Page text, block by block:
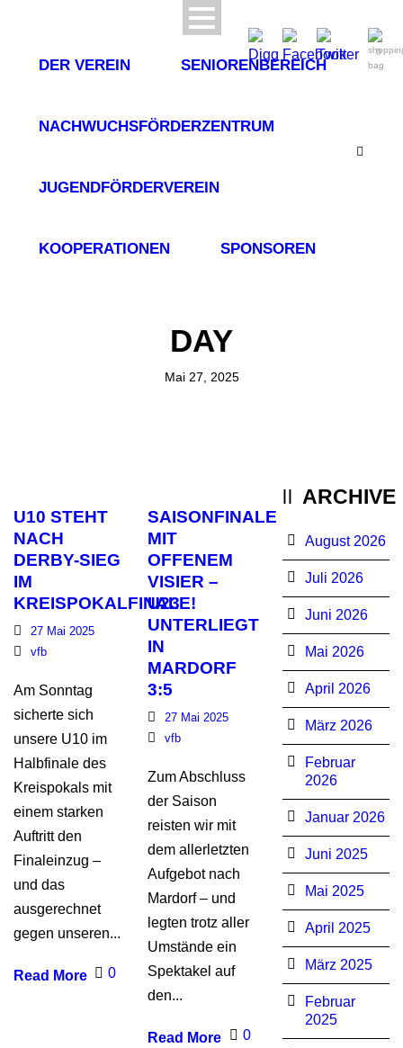
0
DER VEREIN SENIORENBEREICH
NACHWUCHSFÖRDERZENTRUM
JUGENDFÖRDERVEREIN
KOOPERATIONEN SPONSOREN
DAY
Mai 27, 2025
U10 STEHT
NACH
DERBY-SIEG
IM
KREISPOKALFINALE!
27 Mai 2025
vfb
Am Sonntag
sicherte sich
unsere U10 im
Halbfinale des
Kreispokals mit
einem starken
Auftritt den
Finaleinzug –
und das
ausgerechnet
gegen unseren...
Read More 0
SAISONFINALE
MIT
OFFENEM
VISIER –
U23
UNTERLIEGT
IN
MARDORF
3:5
27 Mai 2025
vfb
Zum Abschluss
der Saison
reisten wir mit
dem allerletzten
Aufgebot nach
Mardorf – und
legten trotz aller
Umstände ein
Spektakel auf
den...
Read More 0
ARCHIVE
August 2026
Juli 2026
Juni 2026
Mai 2026
April 2026
März 2026
Februar
2026
Januar 2026
Juni 2025
Mai 2025
April 2025
März 2025
Februar
2025